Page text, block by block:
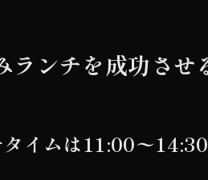
ランチを成功させ
タイムは11:00〜14:30